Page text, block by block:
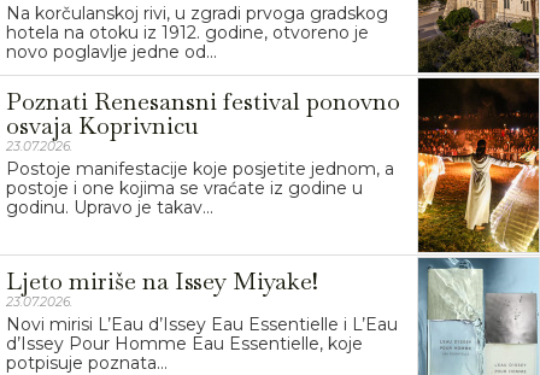
Na korčulanskoj rivi, u zgradi prvoga gradskog
hotela na otoku iz 1912. godine, otvoreno je
novo poglavlje jedne od...
Poznati Renesansni festival ponovno
osvaja Koprivnicu
23.07.2026.
Postoje manifestacije koje posjetite jednom, a
postoje i one kojima se vraćate iz godine u
godinu. Upravo je takav...
Ljeto miriše na Issey Miyake!
23.07.2026.
Novi mirisi L’Eau d’Issey Eau Essentielle i L’Eau
d’Issey Pour Homme Eau Essentielle, koje
potpisuje poznata...